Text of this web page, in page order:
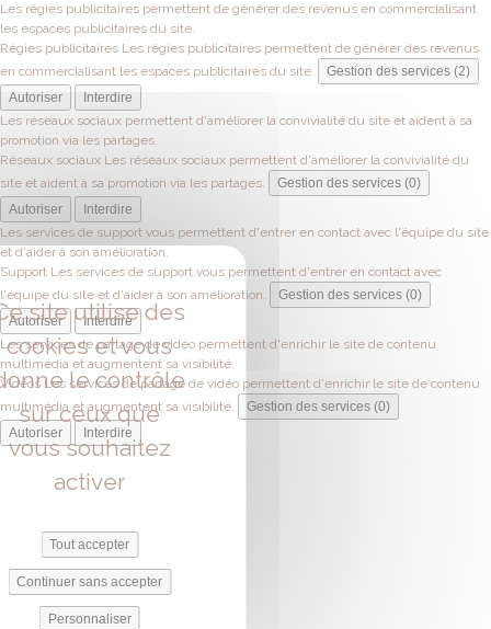
Les régies publicitaires permettent de générer des revenus en commercialisant
les espaces publicitaires du site.
Régies publicitaires Les régies publicitaires permettent de générer des revenus
en commercialisant les espaces publicitaires du site.
Gestion des services (2)
Autoriser
Interdire
Les réseaux sociaux permettent d'améliorer la convivialité du site et aident à sa
promotion via les partages.
Réseaux sociaux Les réseaux sociaux permettent d'améliorer la convivialité du
site et aident à sa promotion via les partages.
Gestion des services (0)
Autoriser
Interdire
Les services de support vous permettent d'entrer en contact avec l'équipe du site
et d'aider à son amélioration.
Support Les services de support vous permettent d'entrer en contact avec
l'équipe du site et d'aider à son amélioration.
Gestion des services (0)
Autoriser
Interdire
Les services de partage de vidéo permettent d'enrichir le site de contenu
multimédia et augmentent sa visibilité.
Vidéos Les services de partage de vidéo permettent d'enrichir le site de contenu
multimédia et augmentent sa visibilité.
Gestion des services (0)
Autoriser
Interdire
site utilise des
cookies et vous
le contrôle
sur ceux que
vous souhaitez
activer
Tout accepter
Continuer sans accepter
Personnaliser